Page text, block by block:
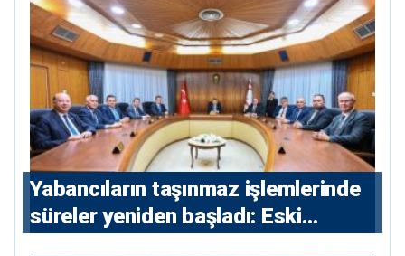
Yabancıların taşınmaz işlemlerinde
süreler yeniden başladı: Eski